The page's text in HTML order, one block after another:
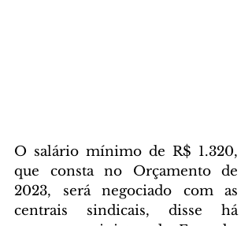
O salário mínimo de R$ 1.320,
que consta no Orçamento de
2023, será negociado com as
centrais sindicais, disse há